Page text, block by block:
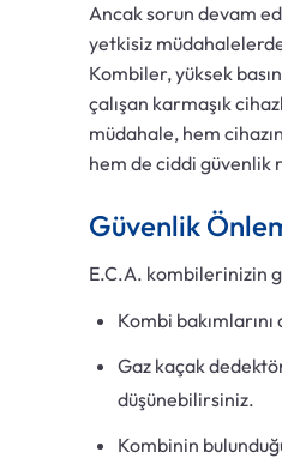
Ancak sorun devam
yetkisiz
Kombiler, yüksek
çalışan karmaşık
müdahale, hem
hem de ciddi
Güvenlik
E.C.A. kombilerinizin
Kombi
Gaz kaçak
düşünebilirsiniz.
Kombinin